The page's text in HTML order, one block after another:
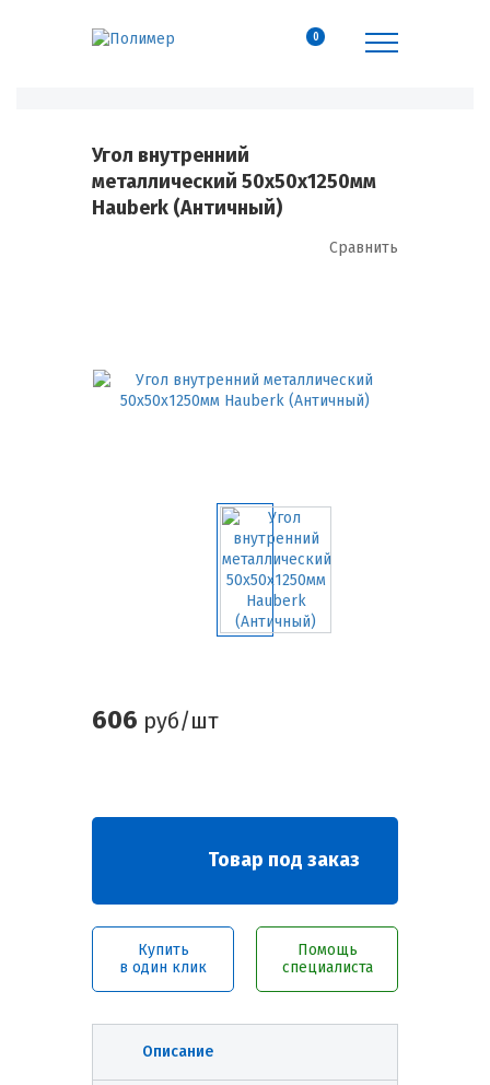
0
Угол внутренний
металлический 50х50х1250мм
Hauberk (Античный)
Сравнить
606 руб/шт
Товар под заказ
Купить
в один клик
Помощь
специалиста
Описание